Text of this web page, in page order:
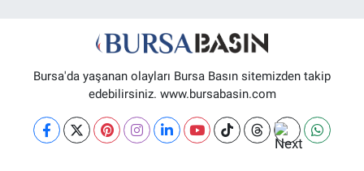
Bursa'da yaşanan olayları Bursa Basın sitemizden takip
edebilirsiniz. www.bursabasin.com